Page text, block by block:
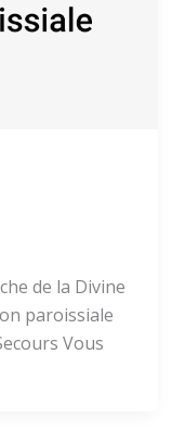
de la Divine
paroissiale
Vous